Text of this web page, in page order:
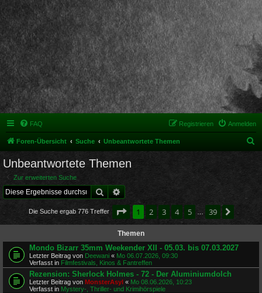
FAQ Anmelden
Registrieren
Foren-Übersicht Suche Unbeantwortete Themen
Unbeantwortete Themen
Zur erweiterten Suche
Suche
Die Suche ergab 776 Treffer Seite von
1 2 3 4 5 39
Themen
Mondo Bizarr 35mm Weekender XII - 05.03. bis 07.03.2027
Letzter Beitrag von Deewani « Mo 06.07.2026, 09:30
Verfasst in Filmfestivals, Kinos & Fantreffen
Rezension: Sherlock Holmes - 72 - Der Aluminiumdolch
Letzter Beitrag von MonsterAsyl « Mo 08.06.2026, 10:23
Verfasst in Mystery-, Thriller- und Krimihörspiele